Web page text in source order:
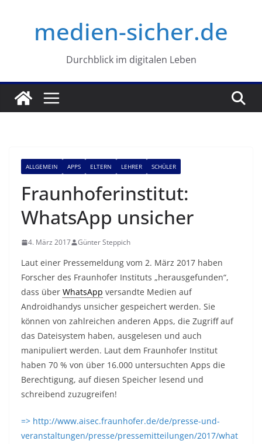
springenmedien-sicher.de
Durchblick im digitalen Leben
ALLGEMEIN APPS ELTERN LEHRER SCHÜLER
Fraunhoferinstitut:
WhatsApp unsicher
4. März 2017 Günter Steppich
Laut einer Pressemeldung vom 2. März 2017 haben
Forscher des Fraunhofer Instituts „herausgefunden“,
dass über WhatsApp versandte Medien auf
Androidhandys unsicher gespeichert werden. Sie
können von zahlreichen anderen Apps, die Zugriff auf
das Dateisystem haben, ausgelesen und auch
manipuliert werden. Laut dem Fraunhofer Institut
haben 70 % von über 16.000 untersuchten Apps die
Berechtigung, auf diesen Speicher lesend und
schreibend zuzugreifen!
=> http://www.aisec.fraunhofer.de/de/presse-und-
veranstaltungen/presse/pressemitteilungen/2017/what